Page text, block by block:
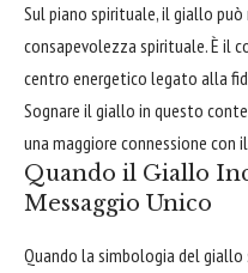
Sul piano spirituale, il giallo
consapevolezza spirituale. È il
centro energetico legato alla
Sognare il giallo in questo
una maggiore connessione con
Quando il Giallo
Messaggio Unico
Quando la simbologia del